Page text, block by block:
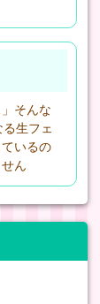
そんな
生フェ
いるの
ん